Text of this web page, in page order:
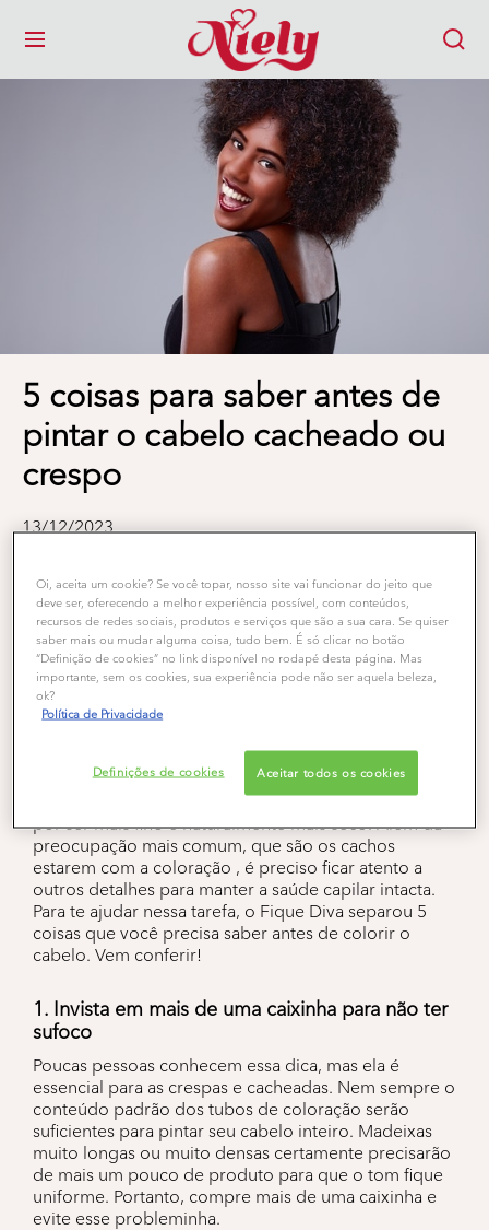
MENU
5 coisas para saber antes de
pintar o cabelo cacheado ou
crespo
13/12/2023
Cuidados
Antes de decidir colorir os fios é preciso adquirir
bastante informação e evitar problemas futuros. Saiba 5
coisas antes de pintar o cabelo cacheado e crespo!
bastante informação e evitar problemas futuros. No
caso dos cabelos crespos e cacheados cada dica vale
muito, já que esse tipo de fio costuma sofrer bastante
por ser mais fino e naturalmente mais seco. Além da
preocupação mais comum, que são os cachos
estarem com a coloração , é preciso ficar atento a
outros detalhes para manter a saúde capilar intacta.
Para te ajudar nessa tarefa, o Fique Diva separou 5
coisas que você precisa saber antes de colorir o
cabelo. Vem conferir!
1. Invista em mais de uma caixinha para não ter
sufoco
Poucas pessoas conhecem essa dica, mas ela é
essencial para as crespas e cacheadas. Nem sempre o
conteúdo padrão dos tubos de coloração serão
suficientes para pintar seu cabelo inteiro. Madeixas
muito longas ou muito densas certamente precisarão
de mais um pouco de produto para que o tom fique
uniforme. Portanto, compre mais de uma caixinha e
evite esse probleminha.
Oi, aceita um cookie? Se você topar, nosso site vai funcionar do jeito que
deve ser, oferecendo a melhor experiência possível, com conteúdos,
recursos de redes sociais, produtos e serviços que são a sua cara. Se quiser
saber mais ou mudar alguma coisa, tudo bem. É só clicar no botão
“Definição de cookies” no link disponível no rodapé desta página. Mas
importante, sem os cookies, sua experiência pode não ser aquela beleza,
ok?
Política de Privacidade
Definições de cookies Aceitar todos os cookies